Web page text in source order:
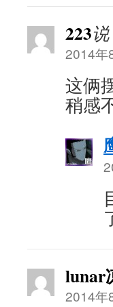
223说
2014年
这俩
稍感
lunar
2014年